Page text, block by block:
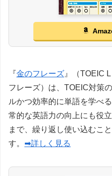
『金のフレーズ 』（TOEIC
フレーズ）は、TOEIC対策
ルかつ効率的に単語を学べ
常的な英語力の向上にも役
まで、繰り返し使い込むこ
す。 ➡詳しく見る